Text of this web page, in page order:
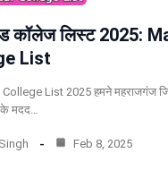
कॉलेज लिस्ट 2025:
List
List 2025 हमने महराजगंज
के मदद…
Feb 8, 2025